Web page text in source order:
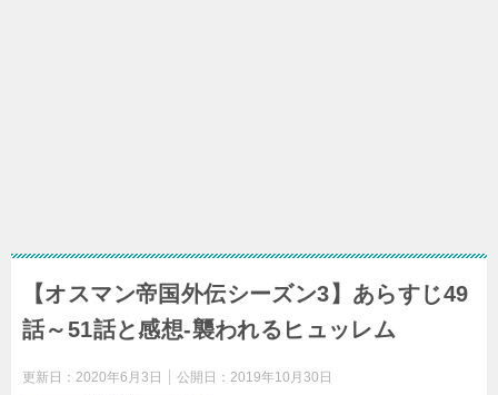
【オスマン帝国外伝シーズン3】あらすじ49
話～51話と感想-襲われるヒュッレム
更新日： 2020年6月3日 公開日： 2019年10月30日